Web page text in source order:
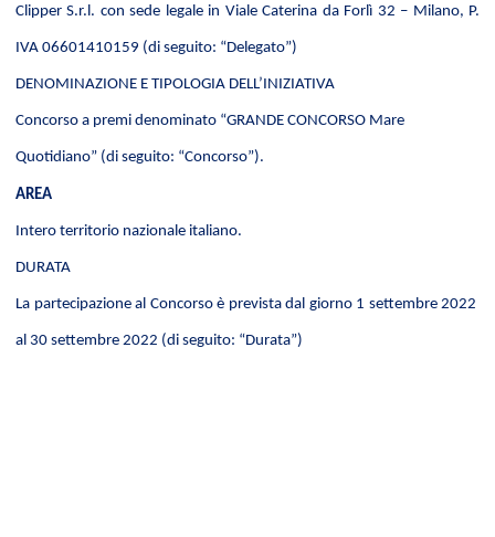
Clipper S.r.l. con sede legale in Viale Caterina da Forlì 32 – Milano, P.
IVA 06601410159 (di seguito: “Delegato”)
DENOMINAZIONE E TIPOLOGIA DELL’INIZIATIVA
Concorso a premi denominato “GRANDE CONCORSO Mare
Quotidiano” (di seguito: “Concorso”).
AREA
Intero territorio nazionale italiano.
DURATA
La partecipazione al Concorso è prevista dal giorno 1 settembre 2022
al 30 settembre 2022 (di seguito: “Durata”)